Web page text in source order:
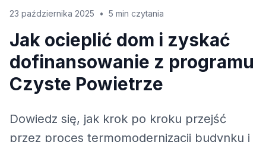
23 października 2025 • 5 min czytania
Jak ocieplić dom i zyskać
dofinansowanie z programu
Czyste Powietrze
Dowiedz się, jak krok po kroku przejść
przez proces termomodernizacji budynku i